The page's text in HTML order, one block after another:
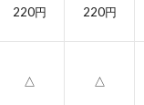
220円 220円
△ △